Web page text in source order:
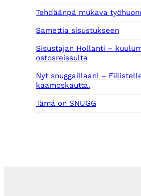
Tehdäänpä mukava
Samettia sisustukseen
Sisustajan Hollanti –
ostosreissulta
Nyt snuggaillaan! –
kaamoskautta.
Tämä on SNUGG